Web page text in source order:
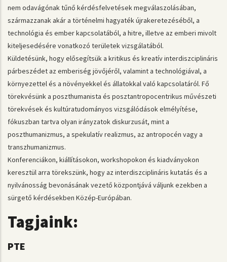
nem odavágónak tűnő kérdésfelvetések megválaszolásában,
származzanak akár a történelmi hagyaték újrakeretezéséből, a
technológia és ember kapcsolatából, a hitre, illetve az emberi mivolt
kiteljesedésére vonatkozó területek vizsgálatából.
Küldetésünk, hogy elősegítsük a kritikus és kreatív interdiszciplináris
párbeszédet az emberiség jövőjéről, valamint a technológiával, a
környezettel és a növényekkel és állatokkal való kapcsolatáról. Fő
törekvésünk a poszthumanista és posztantropocentrikus művészeti
törekvések és kultúratudományos vizsgálódások elmélyítése,
fókuszban tartva olyan irányzatok diskurzusát, mint a
poszthumanizmus, a spekulatív realizmus, az antropocén vagy a
transzhumanizmus.
Konferenciákon, kiállításokon, workshopokon és kiadványokon
keresztül arra törekszünk, hogy az interdiszciplináris kutatás és a
nyilvánosság bevonásának vezető központjává váljunk ezekben a
sürgető kérdésekben Közép-Európában.
Tagjaink:
PTE